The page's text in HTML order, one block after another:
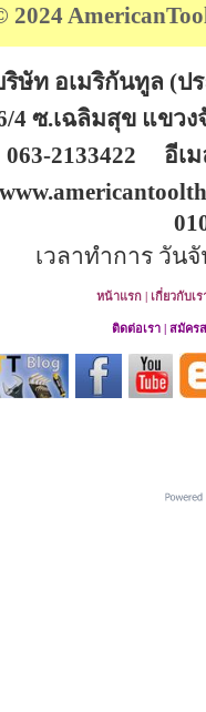
ริษัท อเมริกันทูล (ป
4 ซ.เฉลิมสุข แขวง
2133422 อีเม
เวลาทำการ วัน
หน้าแรก | เกี่ยวกับเร
ติดต่อเรา | สมัคร